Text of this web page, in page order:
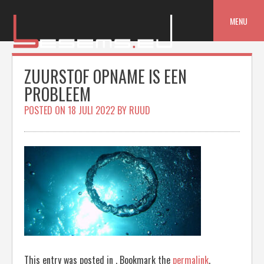
MENU
ZUURSTOF OPNAME IS EEN
PROBLEEM
POSTED ON 18 JULI 2022 BY RUUD
This entry was posted in . Bookmark the permalink.